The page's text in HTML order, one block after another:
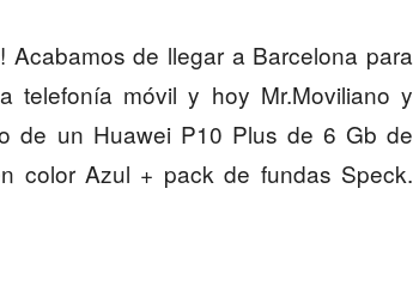
Acabamos de llegar a Barcelona para
telefonía móvil y hoy Mr.Moviliano y
de un Huawei P10 Plus de 6 Gb de
color Azul + pack de fundas Speck.